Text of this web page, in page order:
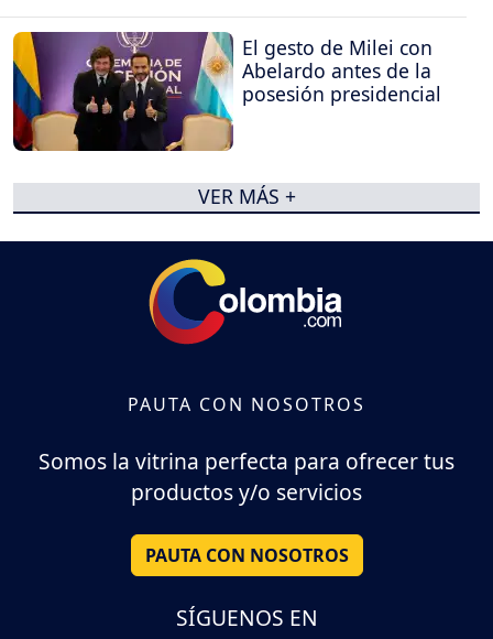
El gesto de Milei con
Abelardo antes de la
posesión presidencial
VER MÁS +
PAUTA CON NOSOTROS
Somos la vitrina perfecta para ofrecer tus
productos y/o servicios
PAUTA CON NOSOTROS
SÍGUENOS EN